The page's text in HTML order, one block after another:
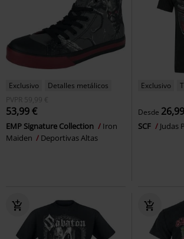
Exclusivo
Detalles metálicos
PVPR
59,99 €
53,99 €
EMP Signature Collection
Iron
Maiden
Deportivas Altas
Exclusivo
Desde
SCF Judas